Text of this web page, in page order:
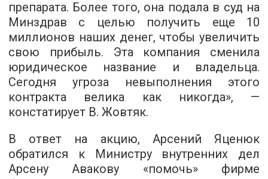
препарата. Более того, она подала в суд на
Минздрав с целью получить еще 10
миллионов наших денег, чтобы увеличить
свою прибыль. Эта компания сменила
юридическое название и владельца.
Сегодня угроза невыполнения этого
контракта велика как никогда», —
констатирует В. Жовтяк.
В ответ на акцию, Арсений Яценюк
обратился к Министру внутренних дел
Арсену Авакову «помочь» фирме